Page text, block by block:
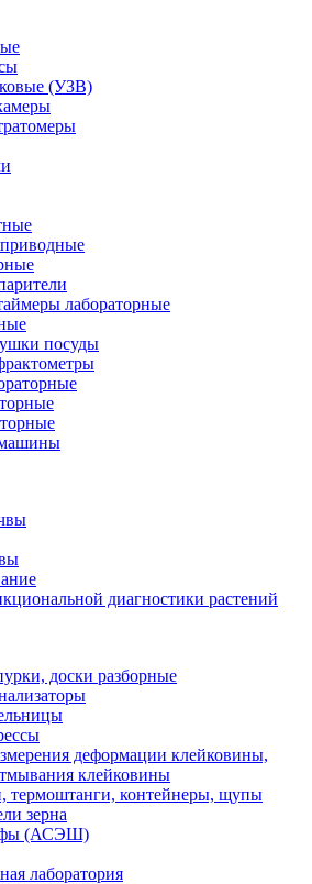
(УЗВ)
лабораторные
посуды
диагностики растений
доски разборные
деформации клейковины,
клейковины
термоштанги, контейнеры, щупы
зерна
(АСЭШ)
лаборатория